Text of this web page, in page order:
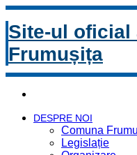
Site-ul oficial
Frumușița
DESPRE NOI
Comuna
Legislație